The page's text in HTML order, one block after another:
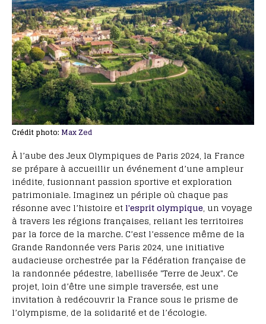
Crédit photo: Max Zed
À l’aube des Jeux Olympiques de Paris 2024, la France
se prépare à accueillir un événement d’une ampleur
inédite, fusionnant passion sportive et exploration
patrimoniale. Imaginez un périple où chaque pas
résonne avec l’histoire etl'esprit olympique, un voyage
à travers les régions françaises, reliant les territoires
par la force de la marche. C’est l’essence même de la
Grande Randonnée vers Paris 2024, une initiative
audacieuse orchestrée par la Fédération française de
la randonnée pédestre, labellisée "Terre de Jeux". Ce
projet, loin d’être une simple traversée, est une
invitation à redécouvrir la France sous le prisme de
l’olympisme, de la solidarité et de l’écologie.